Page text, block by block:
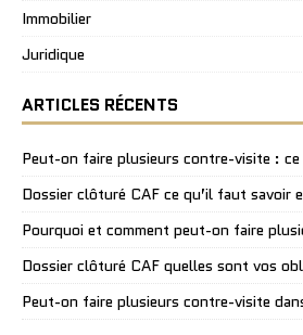
Immobilier
Juridique
ARTICLES RÉCENTS
Peut-on faire plusieurs contre-visite :
Dossier clôturé CAF ce qu’il faut savoir
Pourquoi et comment peut-on faire
Dossier clôturé CAF quelles sont vos
Peut-on faire plusieurs contre-visite